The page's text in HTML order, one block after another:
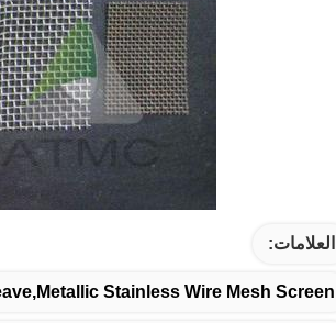
العلامات:
Stainless Wire Mesh Screen